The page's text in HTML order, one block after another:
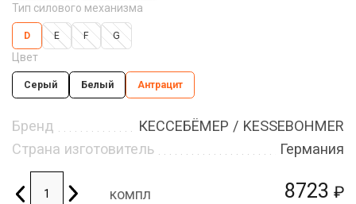
8723 ₽
Тип силового механизма
D E F G
Цвет
Серый Белый Антрацит
Бренд
КЕССЕБЁМЕР / KESSEBOHMER
Страна изготовитель
Германия
компл